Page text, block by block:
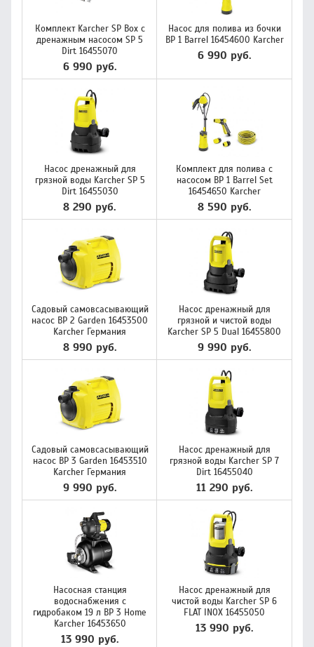
Комплект Karcher SP Box с
дренажным насосом SP 5
Dirt 16455070
6 990 руб.
Насос для полива из бочки
BP 1 Barrel 16454600 Karcher
6 990 руб.
Насос дренажный для
грязной воды Karcher SP 5
Dirt 16455030
8 290 руб.
Комплект для полива с
насосом BP 1 Barrel Set
16454650 Karcher
8 590 руб.
Садовый самовсасывающий
насос BP 2 Garden 16453500
Karcher Германия
8 990 руб.
Насос дренажный для
грязной и чистой воды
Karcher SP 5 Dual 16455800
9 990 руб.
Садовый самовсасывающий
насос BP 3 Garden 16453510
Karcher Германия
9 990 руб.
Насос дренажный для
грязной воды Karcher SP 7
Dirt 16455040
11 290 руб.
Насосная станция
водоснабжения с
гидробаком 19 л BP 3 Home
Karcher 16453650
13 990 руб.
Насос дренажный для
чистой воды Karcher SP 6
FLAT INOX 16455050
13 990 руб.